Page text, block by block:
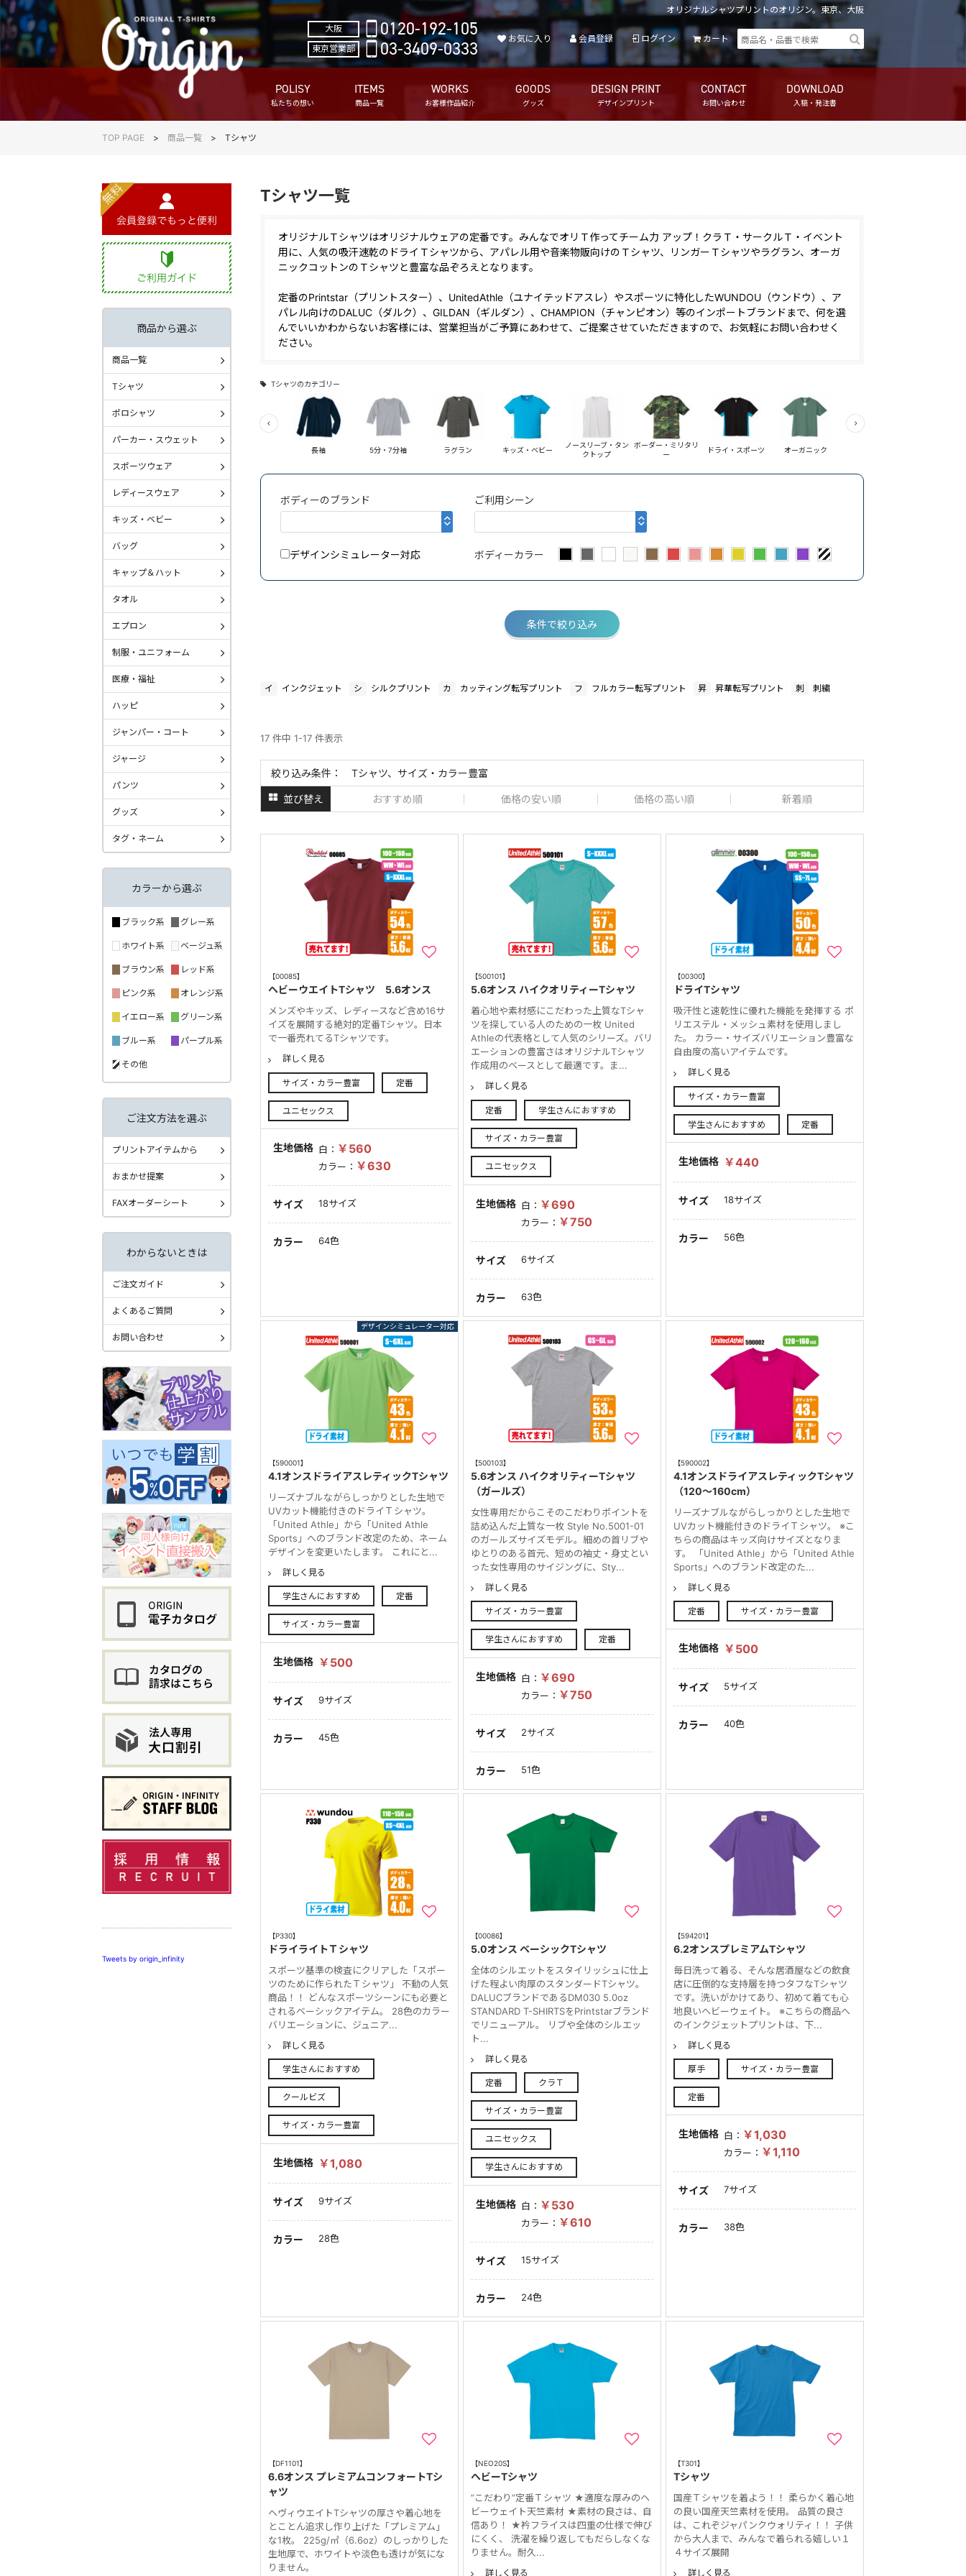
オリジナルシャツプリントのオリジン。東京、大阪
POLISY
私たちの想い
ITEMS
商品一覧
WORKS
お客様作品紹介
GOODS
グッズ
DESIGN PRINT
デザインプリント
CONTACT
お問い合わせ
DOWNLOAD
入稿・発注書
大阪 0120-192-105
東京営業部 03-3409-0333 お気に入り 会員登録 ログイン カート
TOP PAGE 商品一覧 Tシャツ
Tシャツ一覧
オリジナルＴシャツはオリジナルウェアの定番です。みんなでオリＴ作ってチーム力 アップ！クラＴ・サークルＴ・イベント
用に、人気の吸汗速乾のドライＴシャツから、アパレル用や音楽物販向けのＴシャツ、リンガーＴシャツやラグラン、オーガ
ニックコットンのＴシャツと豊富な品ぞろえとなります。
定番のPrintstar（プリントスター）、UnitedAthle（ユナイテッドアスレ）やスポーツに特化したWUNDOU（ウンドウ）、ア
パレル向けのDALUC（ダルク）、GILDAN（ギルダン）、CHAMPION（チャンピオン）等のインポートブランドまで、何を選
んでいいかわからないお客様には、営業担当がご予算にあわせて、ご提案させていただきますので、お気軽にお問い合わせく
ださい。
Tシャツのカテゴリー
5分・7分袖 ラグラン キッズ・ベビー
ノースリーブ・タン
クトップ
ボーダー・ミリタリ
ー
ドライ・スポーツ オーガニック アパレル系
ボディーのブランド ご利用シーン
デザインシミュレーター対応 ボディーカラー
条件で絞り込み
イ インクジェット シ シルクプリント カ カッティング転写プリント フ フルカラー転写プリント 昇 昇華転写プリント 刺 刺繍
17 件中 1-17 件表示
絞り込み条件： Tシャツ、サイズ・カラー豊富
並び替え おすすめ順 価格の安い順 価格の高い順 新着順
【00085】
ヘビーウエイトTシャツ 5.6オンス
メンズやキッズ、レディースなど含め16サ
イズを展開する絶対的定番Tシャツ。日本
で一番売れてるTシャツです。
詳しく見る
サイズ・カラー豊富 定番
ユニセックス
生地価格 白： ￥560
カラー： ￥630
サイズ 18サイズ
カラー 64色
【500101】
5.6オンス ハイクオリティーTシャツ
着心地や素材感にこだわった上質なTシャ
ツを探している人のための一枚 United
Athleの代表格として人気のシリーズ。バリ
エーションの豊富さはオリジナルTシャツ
作成用のベースとして最適です。ま...
詳しく見る
定番 学生さんにおすすめ
サイズ・カラー豊富
ユニセックス
生地価格 白： ￥690
カラー： ￥750
サイズ 6サイズ
カラー 63色
【00300】
ドライTシャツ
吸汗性と速乾性に優れた機能を発揮する ポ
リエステル・メッシュ素材を使用しまし
た。 カラー・サイズバリエーション豊富な
自由度の高いアイテムです。
詳しく見る
サイズ・カラー豊富
学生さんにおすすめ 定番
生地価格 ￥440
サイズ 18サイズ
カラー 56色
【590001】
4.1オンスドライアスレティックTシャツ
リーズナブルながらしっかりとした生地で
UVカット機能付きのドライＴシャツ。
「United Athle」から「United Athle
Sports」へのブランド改定のため、ネーム
デザインを変更いたします。 これにと...
詳しく見る
学生さんにおすすめ 定番
サイズ・カラー豊富
生地価格 ￥500
サイズ 9サイズ
カラー 45色
【500103】
5.6オンス ハイクオリティーTシャツ
（ガールズ）
女性専用だからこそのこだわりポイントを
詰め込んだ上質な一枚 Style No.5001-01
のガールズサイズモデル。細めの首リブや
ゆとりのある首元、短めの袖丈・身丈とい
った女性専用のサイジングに、Sty...
詳しく見る
サイズ・カラー豊富
学生さんにおすすめ 定番
生地価格 白： ￥690
カラー： ￥750
サイズ 2サイズ
カラー 51色
【590002】
4.1オンスドライアスレティックTシャツ
（120～160cm）
リーズナブルながらしっかりとした生地で
UVカット機能付きのドライＴシャツ。 ※こ
ちらの商品はキッズ向けサイズとなりま
す。 「United Athle」から「United Athle
Sports」へのブランド改定のた...
詳しく見る
定番 サイズ・カラー豊富
生地価格 ￥500
サイズ 5サイズ
カラー 40色
【P330】
ドライライトＴシャツ
スポーツ基準の検査にクリアした「スポー
ツのために作られたＴシャツ」 不動の人気
商品！！ どんなスポーツシーンにも必要と
されるベーシックアイテム。 28色のカラー
バリエーションに、ジュニア...
詳しく見る
学生さんにおすすめ
クールビズ
サイズ・カラー豊富
生地価格 ￥1,080
サイズ 9サイズ
カラー 28色
【00086】
5.0オンス ベーシックTシャツ
全体のシルエットをスタイリッシュに仕上
げた程よい肉厚のスタンダードTシャツ。
DALUCブランドであるDM030 5.0oz
STANDARD T-SHIRTSをPrintstarブランド
でリニューアル。 リブや全体のシルエッ
ト...
詳しく見る
定番 クラＴ
サイズ・カラー豊富
ユニセックス
学生さんにおすすめ
生地価格 白： ￥530
カラー： ￥610
サイズ 15サイズ
カラー 24色
【594201】
6.2オンスプレミアムTシャツ
毎日洗って着る、そんな居酒屋などの飲食
店に圧倒的な支持層を持つタフなTシャツ
です。洗いがかけてあり、初めて着ても心
地良いヘビーウェイト。 ※こちらの商品へ
のインクジェットプリントは、下...
詳しく見る
厚手 サイズ・カラー豊富
定番
生地価格 白： ￥1,030
カラー： ￥1,110
サイズ 7サイズ
カラー 38色
【DF1101】
6.6オンス プレミアムコンフォートTシ
ャツ
ヘヴィウエイトTシャツの厚さや着心地を
とことん追求し作り上げた「プレミアム」
な1枚。 225g/㎡（6.6oz）のしっかりした
生地厚で、ホワイトや淡色も透けが気にな
りません。
【NEO20S】
ヘビーTシャツ
”こだわり”定番Ｔシャツ ★適度な厚みのヘ
ビーウェイト天竺素材 ★素材の良さは、自
信あり！ ★衿フライスは四重の仕様で伸び
にくく、 洗濯を繰り返してもだらしなくな
りません。耐久...
詳しく見る
【T301】
Tシャツ
国産Ｔシャツを着よう！！ 柔らかく着心地
の良い国産天竺素材を使用。 品質の良さ
は、これぞジャパンクウォリティ！！ 子供
から大人まで、みんなで着られる嬉しい１
４サイズ展開
詳しく見る
商品から選ぶ
商品一覧
Tシャツ
ポロシャツ
パーカー・スウェット
スポーツウェア
レディースウェア
キッズ・ベビー
バッグ
キャップ＆ハット
タオル
エプロン
制服・ユニフォーム
医療・福祉
ハッピ
ジャンパー・コート
ジャージ
パンツ
グッズ
タグ・ネーム
カラーから選ぶ
ブラック系 グレー系
ホワイト系 ベージュ系
ブラウン系 レッド系
ピンク系 オレンジ系
イエロー系 グリーン系
ブルー系 パープル系
その他
ご注文方法を選ぶ
プリントアイテムから
おまかせ提案
FAXオーダーシート
わからないときは
ご注文ガイド
よくあるご質問
お問い合わせ
Tweets by origin_infinity